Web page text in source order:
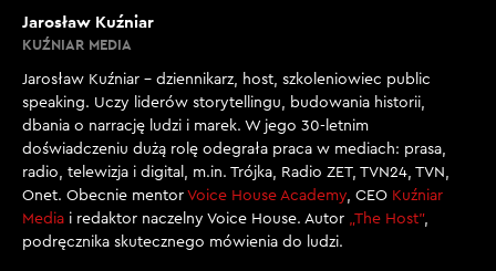
Jarosław Kuźniar
KUŹNIAR MEDIA
Jarosław Kuźniar – dziennikarz, host, szkoleniowiec public
speaking. Uczy liderów storytellingu, budowania historii,
dbania o narrację ludzi i marek. W jego 30-letnim
doświadczeniu dużą rolę odegrała praca w mediach: prasa,
radio, telewizja i digital, m.in. Trójka, Radio ZET, TVN24, TVN,
Onet. Obecnie mentor Voice House Academy, CEO Kuźniar
Media i redaktor naczelny Voice House. Autor „The Host”,
podręcznika skutecznego mówienia do ludzi.